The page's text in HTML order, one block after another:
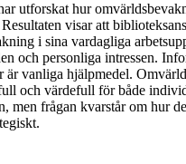
utforskat hur
visar att
i sina vardagliga
och personliga intressen.
är vanliga hjälpmedel.
och värdefull för både
men frågan kvarstår om hur